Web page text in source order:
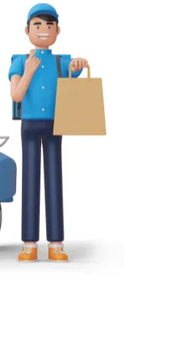
Inax
sử dụng
phát triển của vi khuẩn,